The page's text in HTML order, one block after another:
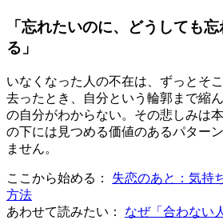
「忘れたいのに、どうしても
る」
いなくなった人の不在は、ずっとそ
去ったとき、自分という輪郭まで縮
の自分がわからない。その悲しみは
の下には見つめる価値のあるパター
ません。
ここから始める：
失恋のあと：気持
方法
あわせて読みたい：
なぜ「合わない